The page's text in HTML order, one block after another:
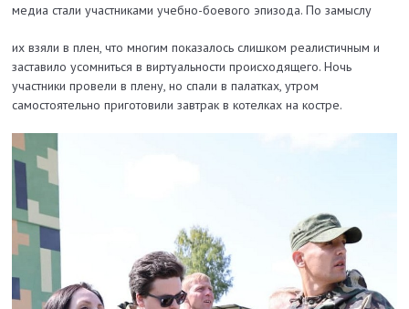
медиа стали участниками учебно-боевого эпизода. По замыслу
их взяли в плен, что многим показалось слишком реалистичным и
заставило усомниться в виртуальности происходящего. Ночь
участники провели в плену, но спали в палатках, утром
самостоятельно приготовили завтрак в котелках на костре.